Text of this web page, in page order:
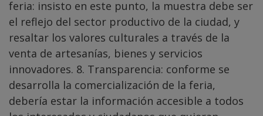
feria: insisto en este punto, la muestra debe ser
el reflejo del sector productivo de la ciudad, y
resaltar los valores culturales a través de la
venta de artesanías, bienes y servicios
innovadores. 8. Transparencia: conforme se
desarrolla la comercialización de la feria,
debería estar la información accesible a todos